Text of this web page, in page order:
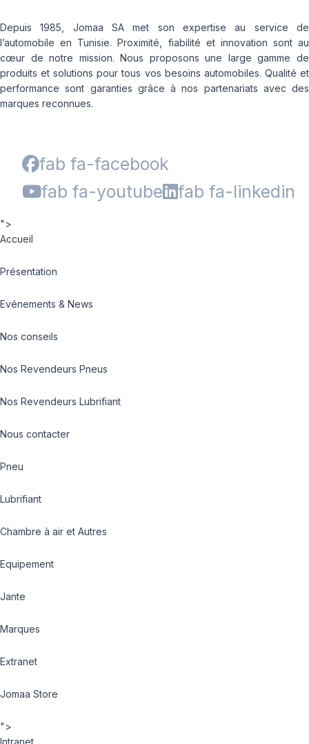
Depuis 1985, Jomaa SA met son expertise au service de
l’automobile en Tunisie. Proximité, fiabilité et innovation sont au
cœur de notre mission. Nous proposons une large gamme de
produits et solutions pour tous vos besoins automobiles. Qualité et
performance sont garanties grâce à nos partenariats avec des
marques reconnues.
fab fa-facebook
fab fa-youtube
fab fa-linkedin
">
Accueil
Présentation
Evénements & News
Nos conseils
Nos Revendeurs Pneus
Nos Revendeurs Lubrifiant
Nous contacter
Pneu
Lubrifiant
Chambre à air et Autres
Equipement
Jante
Marques
Extranet
Jomaa Store
">
Intranet